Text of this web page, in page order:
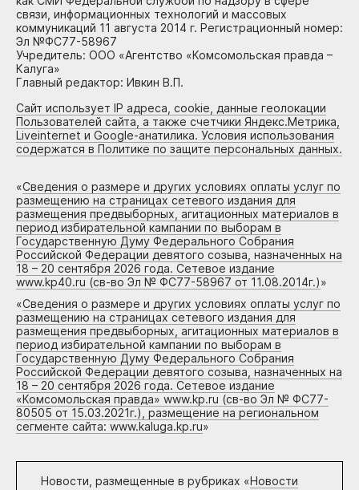
связи, информационных технологий и массовых
коммуникаций 11 августа 2014 г. Регистрационный номер:
Эл №ФС77-58967
Учредитель: ООО «Агентство «Комсомольская правда –
Калуга»
Главный редактор: Ивкин В.П.
Сайт использует IP адреса, cookie, данные геолокации
Пользователей сайта, а также счетчики Яндекс.Метрика,
Liveinternet и Google-анатилика. Условия использования
содержатся в Политике по защите персональных данных.
«Сведения о размере и других условиях оплаты услуг по
размещению на страницах сетевого издания для
размещения предвыборных, агитационных материалов в
период избирательной кампании по выборам в
Государственную Думу Федерального Собрания
Российской Федерации девятого созыва, назначенных на
18 – 20 сентября 2026 года. Сетевое издание
www.kp40.ru (св-во Эл № ФС77-58967 от 11.08.2014г.)»
«Сведения о размере и других условиях оплаты услуг по
размещению на страницах сетевого издания для
размещения предвыборных, агитационных материалов в
период избирательной кампании по выборам в
Государственную Думу Федерального Собрания
Российской Федерации девятого созыва, назначенных на
18 – 20 сентября 2026 года. Сетевое издание
«Комсомольская правда» www.kp.ru (св-во Эл № ФС77-
80505 от 15.03.2021г.), размещение на региональном
сегменте сайта: www.kaluga.kp.ru»
Новости, размещенные в рубриках «Новости